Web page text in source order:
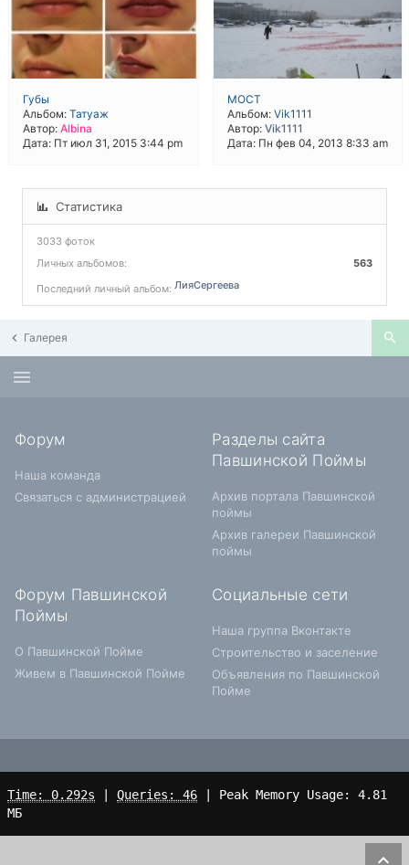
Губы
Альбом: Татуаж
Автор: Albina
Дата: Пт июл 31, 2015 3:44 pm
МОСТ
Альбом: Vik1111
Автор: Vik1111
Дата: Пн фев 04, 2013 8:33 am
Статистика
3033 фоток
Личных альбомов:
563
Последний личный альбом: ЛияСергеева
Галерея
Форум
Наша команда
Связаться с администрацией
Разделы сайта
Павшинской Поймы
Архив портала Павшинской
поймы
Архив галереи Павшинской
поймы
Форум Павшинской
Поймы
О Павшинской Пойме
Живем в Павшинской Пойме
Социальные сети
Наша группа Вконтакте
Строительство и заселение
Объявления по Павшинской
Пойме
Time: 0.292s Queries: 46 | Peak Memory Usage: 4.81
МБ